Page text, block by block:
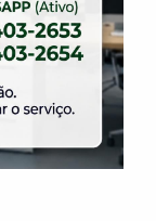
Balneário